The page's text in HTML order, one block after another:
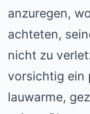
anzuregen,
achteten,
nicht zu
vorsichtig ein
lauwarme,